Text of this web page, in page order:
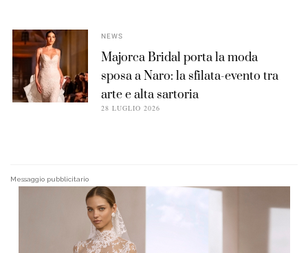
NEWS
Majorca Bridal porta la moda
sposa a Naro: la sfilata-evento tra
arte e alta sartoria
28 LUGLIO 2026
Messaggio pubblicitario